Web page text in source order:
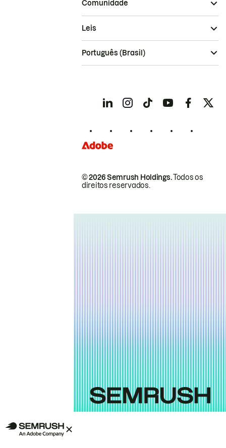
Comunidade
© 2026 Semrush Holdings.Todos os
direitos reservados.
Leis
Português (Brasil)